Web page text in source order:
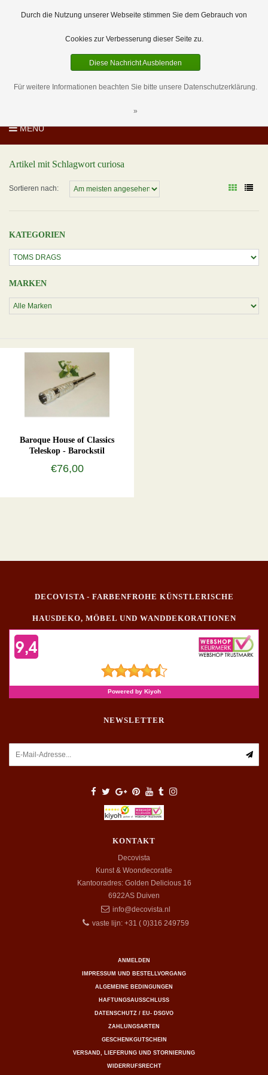
0 Artikel
DE
EUR
MENU
Artikel mit Schlagwort curiosa
Sortieren nach:
KATEGORIEN
MARKEN
Baroque House of Classics
Teleskop - Barockstil
€76,00
DECOVISTA - FARBENFROHE KÜNSTLERISCHE
HAUSDEKO, MÖBEL UND WANDDEKORATIONEN
NEWSLETTER
KONTAKT
Decovista
Kunst & Woondecoratie
Kantooradres: Golden Delicious 16
6922AS Duiven
info@decovista.nl
vaste lijn: +31 ( 0)316 249759
ANMELDEN
IMPRESSUM UND BESTELLVORGANG
ALGEMEINE BEDINGUNGEN
HAFTUNGSAUSSCHLUSS
DATENSCHUTZ / EU- DSGVO
ZAHLUNGSARTEN
GESCHENKGUTSCHEIN
VERSAND, LIEFERUNG UND STORNIERUNG
WIDERRUFSRECHT
Durch die Nutzung unserer Webseite stimmen Sie dem Gebrauch von
Cookies zur Verbesserung dieser Seite zu.
Diese Nachricht Ausblenden
Für weitere Informationen beachten Sie bitte unsere Datenschutzerklärung.
»